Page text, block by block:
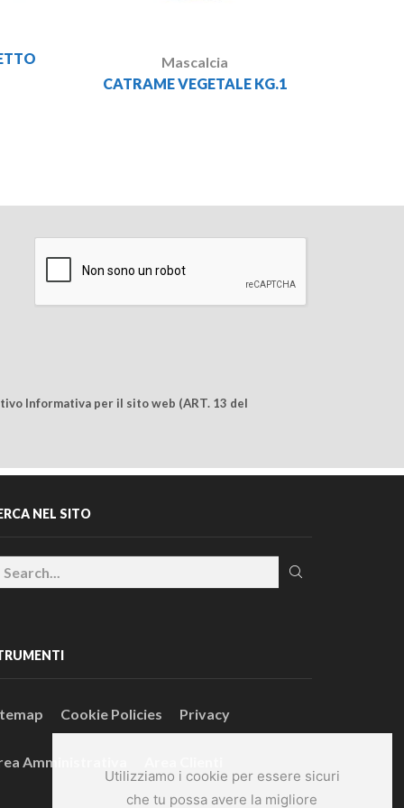
Utilizziamo i cookie per essere sicuri
che tu possa avere la migliore
Mascalcia
CATRAME VEGETALE KG.1
Informativa per il sito web (ART. 13 del
NEL SITO
Cookie Policies Privacy
Amministrativa